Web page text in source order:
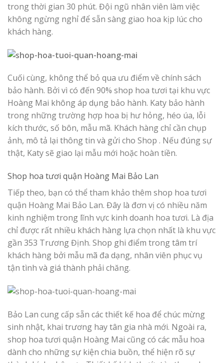
trong thời gian 30 phút. Đội ngũ nhân viên làm việc
không ngừng nghỉ để sẵn sàng giao hoa kịp lúc cho
khách hàng.
Cuối cùng, không thể bỏ qua ưu điểm về chính sách
bảo hành. Bởi vì có đến 90% shop hoa tươi tại khu vực
Hoàng Mai không áp dụng bảo hành. Katy bảo hành
trong những trường hợp hoa bị hư hỏng, héo úa, lỗi
kích thước, số bôn, mẫu mã. Khách hàng chỉ cần chụp
ảnh, mô tả lại thông tin và gửi cho Shop . Nếu đúng sự
thật, Katy sẽ giao lại mẫu mới hoặc hoàn tiền.
Shop hoa tươi quận Hoàng Mai Bảo Lan
Tiếp theo, bạn có thể tham khảo thêm shop hoa tươi
quận Hoàng Mai Bảo Lan. Đây là đơn vị có nhiều năm
kinh nghiệm trong lĩnh vực kinh doanh hoa tươi. Là địa
chỉ được rất nhiều khách hàng lựa chọn nhất là khu vực
gần 353 Trương Định. Shop ghi điểm trong tâm trí
khách hàng bởi mẫu mã đa dạng, nhân viên phục vụ
tận tình và giá thành phải chăng.
Bảo Lan cung cấp sẵn các thiết kế hoa để chúc mừng
sinh nhật, khai trương hay tân gia nhà mới. Ngoài ra,
shop hoa tươi quận Hoàng Mai cũng có các mẫu hoa
dành cho những sự kiện chia buồn, thể hiện rõ sự